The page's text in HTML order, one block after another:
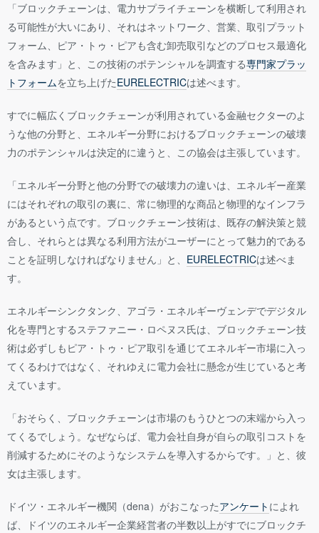
「ブロックチェーンは、電力サプライチェーンを横断して利用され
る可能性が大いにあり、それはネットワーク、営業、取引プラット
フォーム、ピア・トゥ・ピアも含む卸売取引などのプロセス最適化
を含みます」と、この技術のポテンシャルを調査する専門家プラッ
トフォームを立ち上げたEURELECTRICは述べます。
すでに幅広くブロックチェーンが利用されている金融セクターのよ
うな他の分野と、エネルギー分野におけるブロックチェーンの破壊
力のポテンシャルは決定的に違うと、この協会は主張しています。
「エネルギー分野と他の分野での破壊力の違いは、エネルギー産業
にはそれぞれの取引の裏に、常に物理的な商品と物理的なインフラ
があるという点です。ブロックチェーン技術は、既存の解決策と競
合し、それらとは異なる利用方法がユーザーにとって魅力的である
ことを証明しなければなりません」と、 EURELECTRICは述べま
す。
エネルギーシンクタンク、アゴラ・エネルギーヴェンデでデジタル
化を専門とするステファニー・ロペヌス氏は、ブロックチェーン技
術は必ずしもピア・トゥ・ピア取引を通じてエネルギー市場に入っ
てくるわけではなく、それゆえに電力会社に懸念が生じていると考
えています。
「おそらく、ブロックチェーンは市場のもうひとつの末端から入っ
てくるでしょう。なぜならば、電力会社自身が自らの取引コストを
削減するためにそのようなシステムを導入するからです。」と、彼
女は主張します。
ドイツ・エネルギー機関（dena）がおこなったアンケート によれ
ば、ドイツのエネルギー企業経営者の半数以上がすでにブロックチ